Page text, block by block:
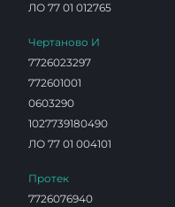
ЛО 77 01 012765
Чертаново И
7726023297
772601001
0603290
1027739180490
ЛО 77 01 004101
Протек
7726076940